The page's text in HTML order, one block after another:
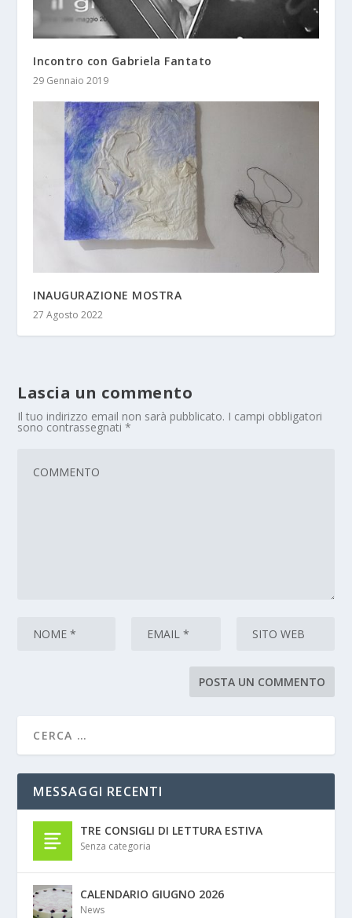
Incontro con Gabriela Fantato
29 Gennaio 2019
INAUGURAZIONE MOSTRA
27 Agosto 2022
Lascia un commento
Il tuo indirizzo email non sarà pubblicato. I campi obbligatori
sono contrassegnati*
MESSAGGI RECENTI
TRE CONSIGLI DI LETTURA ESTIVA
Senza categoria
CALENDARIO GIUGNO 2026
News